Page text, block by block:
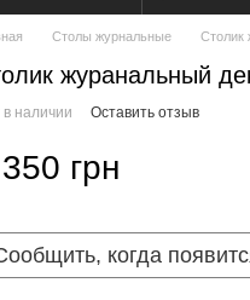
Столы журнальные Столик
журанальный
в наличии Оставить отзыв
грн
когда